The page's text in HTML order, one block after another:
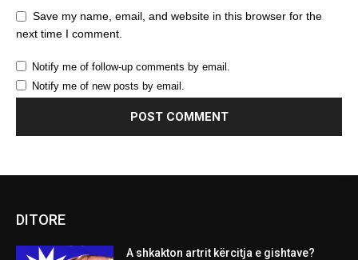
Save my name, email, and website in this browser for the
next time I comment.
Notify me of follow-up comments by email.
Notify me of new posts by email.
DITORE
A shkakton artrit kërcitja e gishtave?